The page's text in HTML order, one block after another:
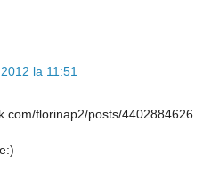
la 11:51
florinap2/posts/4402884626